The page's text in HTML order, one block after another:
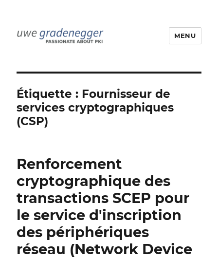
MENU
Étiquette : Fournisseur de
services cryptographiques
(CSP)
Renforcement
cryptographique des
transactions SCEP pour
le service d'inscription
des périphériques
réseau (Network Device